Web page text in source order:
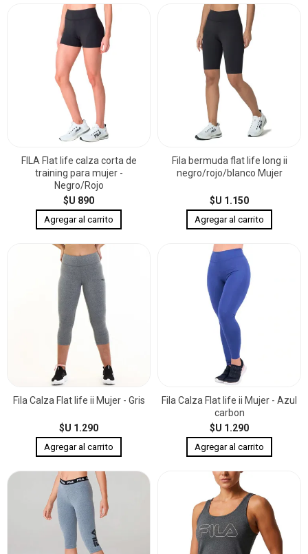
FILA Flat life calza corta de
training para mujer -
Negro/Rojo
$U 890
Fila bermuda flat life long ii
negro/rojo/blanco Mujer
$U 1.150
Fila Calza Flat life ii Mujer - Gris
$U 1.290
Fila Calza Flat life ii Mujer - Azul
carbon
$U 1.290